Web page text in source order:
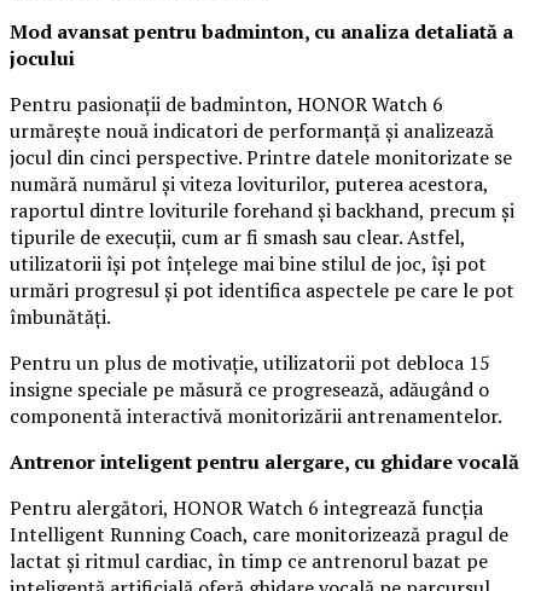
Mod avansat pentru badminton, cu analiza detaliată a
jocului
Pentru pasionații de badminton, HONOR Watch 6
urmărește nouă indicatori de performanță și analizează
jocul din cinci perspective. Printre datele monitorizate se
numără numărul și viteza loviturilor, puterea acestora,
raportul dintre loviturile forehand și backhand, precum și
tipurile de execuții, cum ar fi smash sau clear. Astfel,
utilizatorii își pot înțelege mai bine stilul de joc, își pot
urmări progresul și pot identifica aspectele pe care le pot
îmbunătăți.
Pentru un plus de motivație, utilizatorii pot debloca 15
insigne speciale pe măsură ce progresează, adăugând o
componentă interactivă monitorizării antrenamentelor.
Antrenor inteligent pentru alergare, cu ghidare vocală
Pentru alergători, HONOR Watch 6 integrează funcția
Intelligent Running Coach, care monitorizează pragul de
lactat și ritmul cardiac, în timp ce antrenorul bazat pe